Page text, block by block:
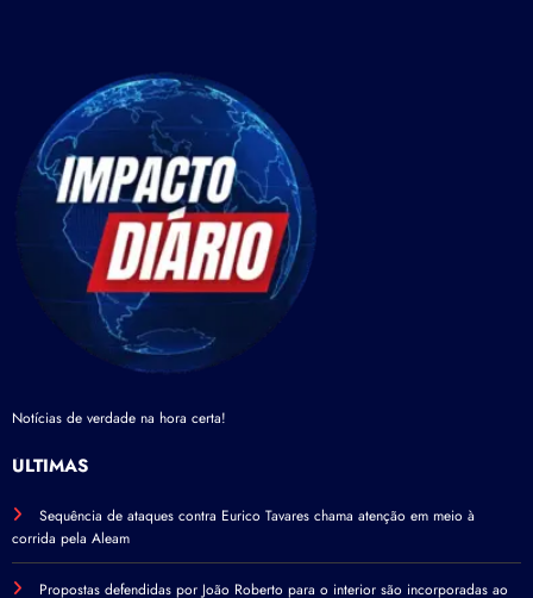
Notícias de verdade na hora certa!
ÚLTIMAS
Sequência de ataques contra Eurico Tavares chama atenção em meio à
corrida pela Aleam
Propostas defendidas por João Roberto para o interior são incorporadas ao